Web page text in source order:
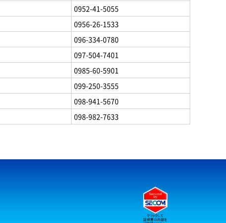
0952-41-5055
0956-26-1533
096-334-0780
097-504-7401
0985-60-5901
099-250-3555
098-941-5670
098-982-7633